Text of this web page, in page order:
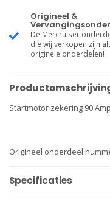
Origineel &
De Mercruiser
die wij verkopen zijn
originele onderdelen!
Startmotor zekering 90
Origineel onderdeel
Specificaties